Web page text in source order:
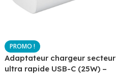
Adaptateur chargeur secteur
ultra rapide USB-C (25W) –